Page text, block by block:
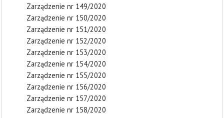
Zarządzenie nr 149/2020
Zarządzenie nr 150/2020
Zarządzenie nr 151/2020
Zarządzenie nr 152/2020
Zarządzenie nr 153/2020
Zarządzenie nr 154/2020
Zarządzenie nr 155/2020
Zarządzenie nr 156/2020
Zarządzenie nr 157/2020
Zarządzenie nr 158/2020